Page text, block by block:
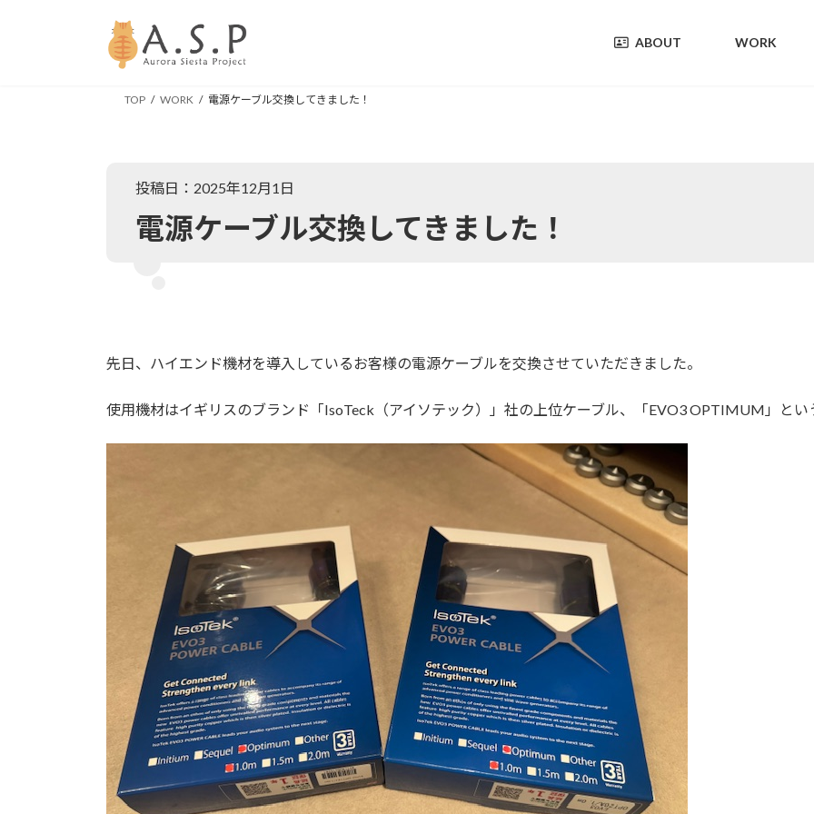
ABOUT WORK
TOP WORK 電源ケーブル交換してきました！
投稿日：2025年12月1日
電源ケーブル交換してきました！
先日、ハイエンド機材を導入しているお客様の電源ケーブルを交換させていただきました。
使用機材はイギリスのブランド「IsoTeck（アイソテック）」社の上位ケーブル、「EVO3 OPTIMUM」とい